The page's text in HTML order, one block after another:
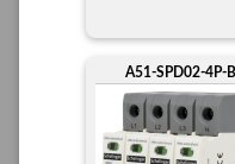
A51-SPD02-4P-